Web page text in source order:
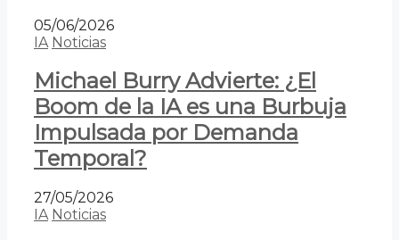
05/06/2026
IA Noticias
Michael Burry Advierte: ¿El
Boom de la IA es una Burbuja
Impulsada por Demanda
Temporal?
27/05/2026
IA Noticias